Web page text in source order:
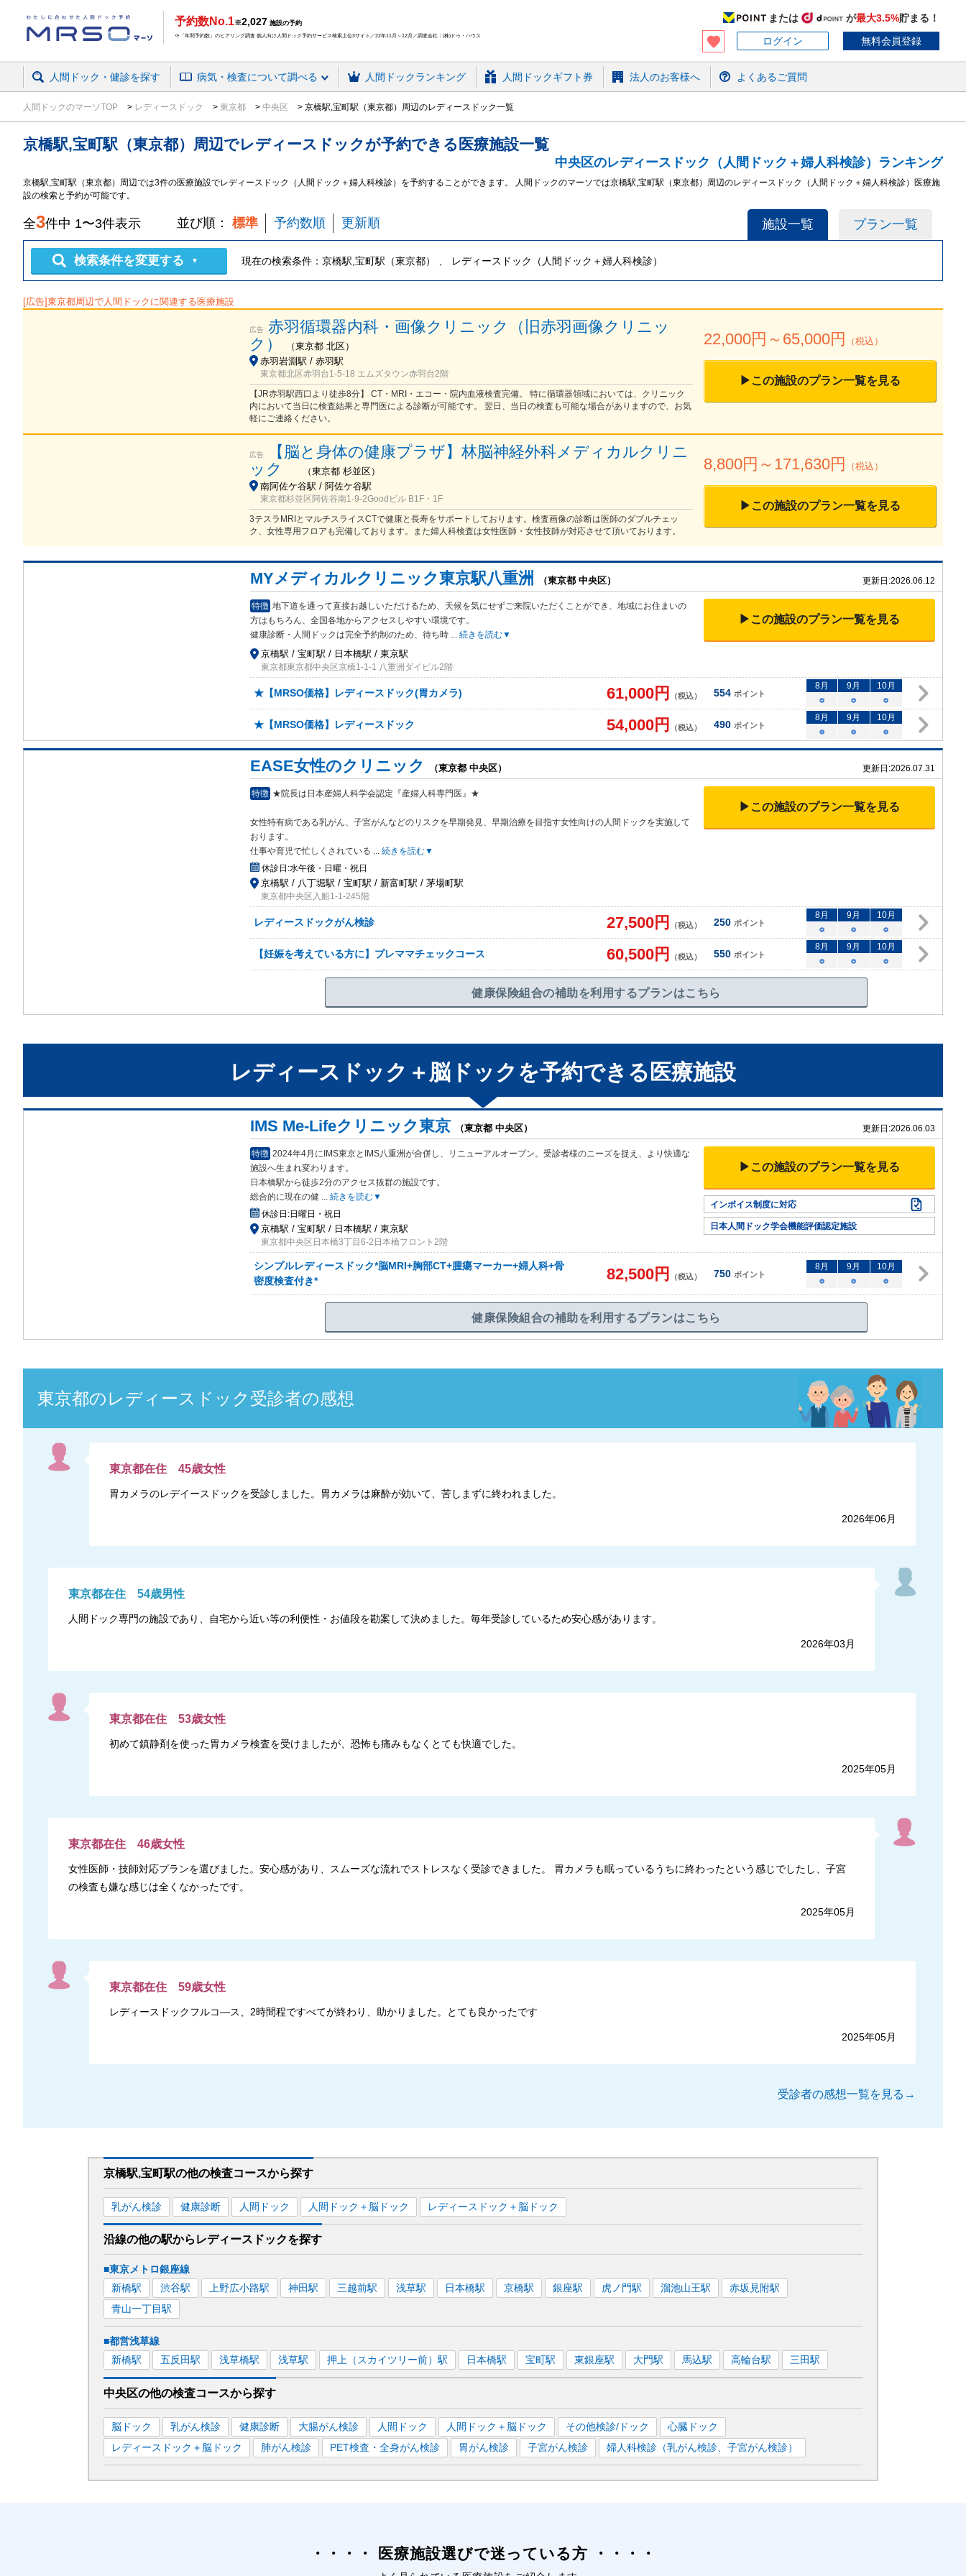
予約数No.1※2,027 施設の予約
※「年間予約数」のヒアリング調査 個人向け人間ドック予約サービス検索上位3サイト／22年11月～12月／調査会社：(株)ドゥ・ハウス
または が最大3.5%貯まる！
ログイン
無料会員登録
人間ドック・健診を探す 病気・検査について調べる 人間ドックランキング 人間ドックギフト券 法人のお客様へ よくあるご質問
人間ドックのマーソTOP レディースドック 東京都 中央区 京橋駅,宝町駅（東京都）周辺のレディースドック一覧
京橋駅,宝町駅（東京都）周辺でレディースドックが予約できる 医療施設一覧
中央区のレディースドック（人間ドック＋婦人科検診）ランキング
京橋駅,宝町駅（東京都）周辺では3件の医療施設でレディースドック（人間ドック＋婦人科検診）を予約することができます。 人間ドックのマーソでは京橋駅,宝町駅（東京都）周辺のレディースドック（人間ドック＋婦人科検診）医療施
設の検索と予約が可能です。
施設一覧 プラン一覧
全3件中 1〜3件表示 並び順： 標準 予約数順 更新順
検索条件を変更する ▼ 現在の検索条件： 京橋駅,宝町駅（東京都） 、 レディースドック（人間ドック＋婦人科検診）
[広告]東京都周辺で人間ドックに関連する医療施設
広告 赤羽循環器内科・画像クリニック（旧赤羽画像クリニッ
ク）
（東京都 北区）
赤羽岩淵駅 / 赤羽駅
東京都北区赤羽台1-5-18 エムズタウン赤羽台2階
【JR赤羽駅西口より徒歩8分】 CT・MRI・エコー・院内血液検査完備。 特に循環器領域においては、クリニック
内において当日に検査結果と専門医による診断が可能です。 翌日、当日の検査も可能な場合がありますので、お気
軽にご連絡ください。
22,000円～ 65,000円 （税込）
▶この施設のプラン一覧を見る
広告
【脳と身体の健康プラザ】林脳神経外科メディカルクリニ
ック
（東京都 杉並区）
南阿佐ケ谷駅 / 阿佐ケ谷駅
東京都杉並区阿佐谷南1-9-2Goodビル B1F・1F
3テスラMRIとマルチスライスCTで健康と長寿をサポートしております。検査画像の診断は医師のダブルチェッ
ク、女性専用フロアも完備しております。また婦人科検査は女性医師・女性技師が対応させて頂いております。
8,800円～ 171,630円 （税込）
▶この施設のプラン一覧を見る
MYメディカルクリニック東京駅八重洲 （東京都 中央区） 更新日:2026.06.12
特徴 地下道を通って直接お越しいただけるため、天候を気にせずご来院いただくことができ、地域にお住まいの
方は もちろん、全国各地からアクセスしやすい環境です。
健康診断・人間ドックは完全予約制のため、待ち時 ... 続きを読む▼
京橋駅 / 宝町駅 / 日本橋駅 / 東京駅
東京都東京都中央区京橋1-1-1 八重洲ダイビル2階
▶この施設のプラン一覧を見る
★【MRSO価格】レディースドック(胃カメラ) 61,000円 （税込） 554 ポイント
8月 9月 10月
○
○ ○
★【MRSO価格】レディースドック 54,000円 （税込） 490 ポイント
8月 9月 10月
○
○ ○
EASE女性のクリニック （東京都 中央区） 更新日:2026.07.31
特徴 ★院長は日本産婦人科学会認定『産婦人科専門医』★
女性特有病である乳がん、子宮がんなどのリスク を早期発見、早期治療を目指す女性向けの人間ドックを実施して
おります。
仕事や育児で忙しくされている ... 続きを読む▼
休診日:水午後・日曜・祝日
京橋駅 / 八丁堀駅 / 宝町駅 / 新富町駅 / 茅場町駅
東京都中央区入船1-1‐245階
▶この施設のプラン一覧を見る
レディースドックがん検診 27,500円 （税込） 250 ポイント
8月 9月 10月
○
○ ○
【妊娠を考えている方に】プレママチェックコース 60,500円 （税込） 550 ポイント
8月 9月 10月
○
○ ○
健康保険組合の補助を利用するプランはこちら
レディースドック＋脳ドック を予約できる 医療施設
IMS Me-Lifeクリニック東京 （東京都 中央区） 更新日:2026.06.03
特徴 2024年4月にIMS東京とIMS八重洲が合併し、リニューアルオープン。受診者様のニーズを捉え、より快適な
施設へ生まれ変わります。
日本橋駅から徒歩2分のアクセス抜群の施設です。
総合的に現在の健 ... 続きを読む▼
休診日:日曜日・祝日
京橋駅 / 宝町駅 / 日本橋駅 / 東京駅
東京都中央区日本橋3丁目6-2日本橋フロント2階
▶この施設のプラン一覧を見る
インボイス制度に対応
日本人間ドック学会機能評価認定施設
シンプルレディースドック*脳MRI+胸部CT+腫瘍マーカー+婦人科+骨
密度検査付き*
82,500円 （税込） 750 ポイント
8月 9月 10月
○
○ ○
健康保険組合の補助を利用するプランはこちら
東京都のレディースドック 受診者の感想
東京都在住 45歳女性
胃カメラのレデイースドックを受診しました。胃カメラは麻酔が効いて、苦しまずに終われました。
2026年06月
東京都在住 54歳男性
人間ドック専門の施設であり、自宅から近い等の利便性・お値段を勘案して決めました。毎年受診しているため安心感があります。
2026年03月
東京都在住 53歳女性
初めて鎮静剤を使った胃カメラ検査を受けましたが、恐怖も痛みもなくとても快適でした。
2025年05月
東京都在住 46歳女性
女性医師・技師対応プランを選びました。安心感があり、スムーズな流れでストレスなく受診できました。 胃カメラも眠っているうちに終わったという感じでしたし、子宮
の検査も嫌な感じは全くなかったです。
2025年05月
東京都在住 59歳女性
レディースドックフルコ―ス、2時間程ですべてが終わり、助かりました。とても良かったです
2025年05月
受診者の感想一覧を見る→
京橋駅,宝町駅の他の検査コースから探す
乳がん検診 健康診断 人間ドック 人間ドック＋脳ドック レディースドック＋脳ドック
沿線の他の駅から レディースドックを探す
■東京メトロ銀座線
新橋駅 渋谷駅 上野広小路駅 神田駅 三越前駅 浅草駅 日本橋駅 京橋駅 銀座駅 虎ノ門駅 溜池山王駅 赤坂見附駅
青山一丁目駅
■都営浅草線
新橋駅 五反田駅 浅草橋駅 浅草駅 押上（スカイツリー前） 駅 日本橋駅 宝町駅 東銀座駅 大門駅 馬込駅 高輪台駅 三田駅
中央区の他の検査コースから探す
脳ドック 乳がん検診 健康診断 大腸がん検診 人間ドック 人間ドック＋脳ドック その他検診/ドック
心臓ドック
レディースドック＋脳ドック
肺がん検診 PET検査・全身がん検診 胃がん検診 子宮がん検診 婦人科検診（乳がん検診、子宮がん検診）
医療施設選びで迷っている方